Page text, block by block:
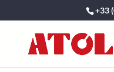
+33